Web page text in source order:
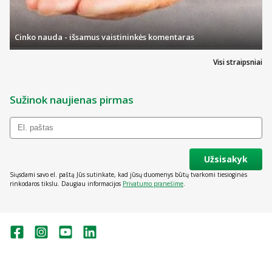
Visi straipsniai
Cinko nauda - išsamus vaistininkės komentaras
Sužinok naujienas pirmas
Užsisakyk
Siųsdami savo el. paštą Jūs sutinkate, kad jūsų duomenys būtų tvarkomi tiesioginės
rinkodaros tikslu. Daugiau informacijos Privatumo pranešime.